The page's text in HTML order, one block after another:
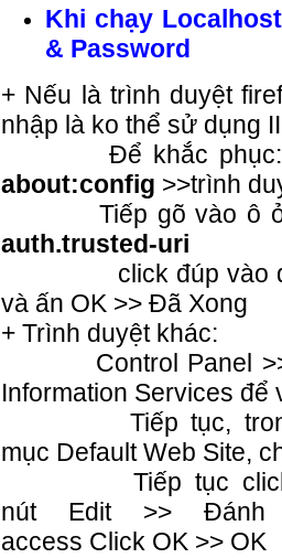
Khi chạy
& Password
+ Nếu là trình duyệt
nhập là ko thể sử dụng
Để khắc phục:
about:config >>trình
Tiếp gõ vào ô ở
auth.trusted-uri
click đúp vào
và ấn OK >> Đã Xong
+ Trình duyệt khác:
Control Panel >>
Information Services để
Tiếp tục, trong
mục Default Web Site,
Tiếp tục click
nút Edit >> Đánh
access Click OK >> OK